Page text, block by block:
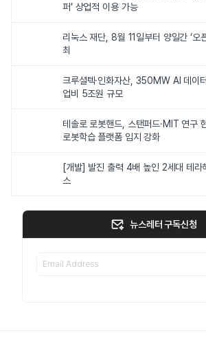
퍼’ 상업적 이용 가능
리눅스 재단, 8월 11일부터 양일간 ‘오
최
크루셜텍·인화자산, 350MW AI 데이
업비 5조원 규모
테솔로 로봇핸드, 스탠퍼드·MIT 연구
로봇학습 플랫폼 입지 강화
[개발] 발진 출력 4배 높인 2세대 테라
스
뉴스레터 구독신청